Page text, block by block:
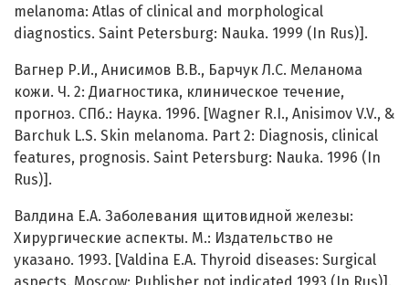
melanoma: Atlas of clinical and morphological
diagnostics. Saint Petersburg: Nauka. 1999 (In Rus)].
Вагнер Р.И., Анисимов В.В., Барчук Л.С. Меланома
кожи. Ч. 2: Диагностика, клиническое течение,
прогноз. СПб.: Наука. 1996. [Wagner R.I., Anisimov V.V., &
Barchuk L.S. Skin melanoma. Part 2: Diagnosis, clinical
features, prognosis. Saint Petersburg: Nauka. 1996 (In
Rus)].
Валдина Е.А. Заболевания щитовидной железы:
Хирургические аспекты. М.: Издательство не
указано. 1993. [Valdina E.A. Thyroid diseases: Surgical